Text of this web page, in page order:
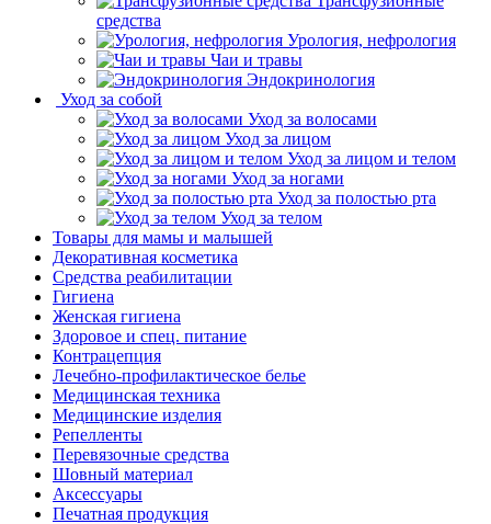
средства
Урология, нефрология
Чаи и травы
Эндокринология
Уход за собой
Уход за волосами
Уход за лицом
Уход за лицом и телом
Уход за ногами
Уход за полостью рта
Уход за телом
Товары для мамы и малышей
Декоративная косметика
Средства реабилитации
Гигиена
Женская гигиена
Здоровое и спец. питание
Контрацепция
Лечебно-профилактическое белье
Медицинская техника
Медицинские изделия
Репелленты
Перевязочные средства
Шовный материал
Аксессуары
Печатная продукция